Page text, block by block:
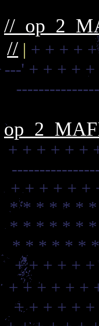
//
// | + + + +
---' + + + +
+ + + + + +
+ + + + + +
* * * * * *
* * * * * *
* * * * * *
+ + + + +
+ + + + + +
+ + + + +